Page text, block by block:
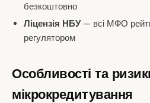
безкоштовно
Ліцензія НБУ— всі МФО
регулятором
Особливості та
мікрокредитування